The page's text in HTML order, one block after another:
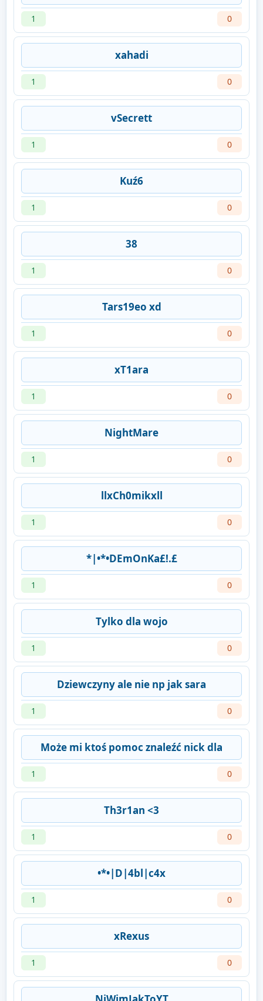
1 0
xahadi
1 0
vSecrett
1 0
Kuź6
1 0
38
1 0
Tars19eo xd
1 0
xT1ara
1 0
NightMare
1 0
llxCh0mikxll
1 0
*|•*•DEmOnKa£!.£
1 0
Tylko dla wojo
1 0
Dziewczyny ale nie np jak sara
1 0
Może mi ktoś pomoc znaleźć nick dla
1 0
Th3r1an <3
1 0
•*•|D|4bl|c4x
1 0
xRexus
1 0